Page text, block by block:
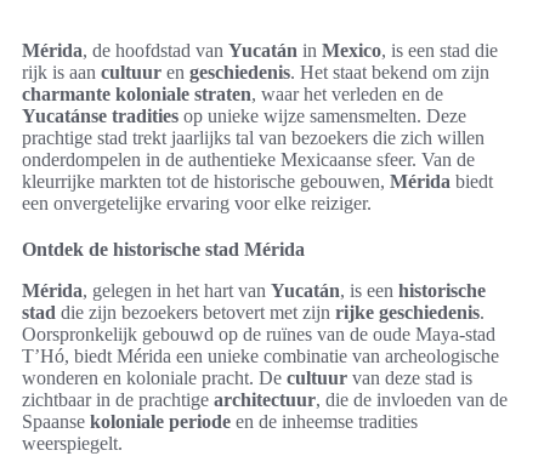
Mérida, de hoofdstad van Yucatán in Mexico, is een stad die
rijk is aan cultuur en geschiedenis. Het staat bekend om zijn
charmante koloniale straten, waar het verleden en de
Yucatánse tradities op unieke wijze samensmelten. Deze
prachtige stad trekt jaarlijks tal van bezoekers die zich willen
onderdompelen in de authentieke Mexicaanse sfeer. Van de
kleurrijke markten tot de historische gebouwen, Mérida biedt
een onvergetelijke ervaring voor elke reiziger.
Ontdek de historische stad Mérida
Mérida, gelegen in het hart van Yucatán, is een historische
stad die zijn bezoekers betovert met zijn rijke geschiedenis.
Oorspronkelijk gebouwd op de ruïnes van de oude Maya-stad
T’Hó, biedt Mérida een unieke combinatie van archeologische
wonderen en koloniale pracht. De cultuur van deze stad is
zichtbaar in de prachtige architectuur, die de invloeden van de
Spaanse koloniale periode en de inheemse tradities
weerspiegelt.